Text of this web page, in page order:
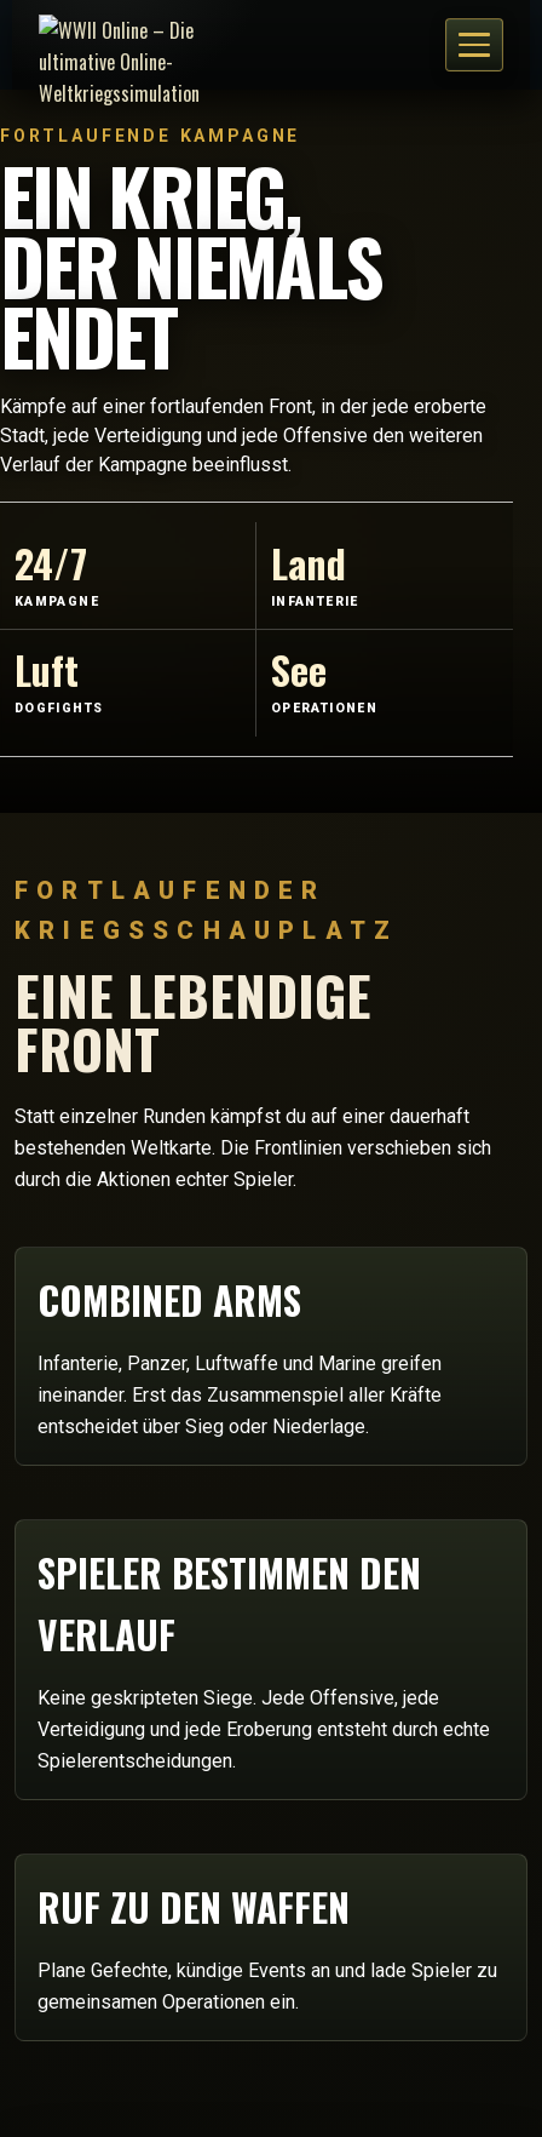
FORTLAUFENDE KAMPAGNE
EIN KRIEG,
DER NIEMALS
ENDET
Kämpfe auf einer fortlaufenden Front, in der jede eroberte
Stadt, jede Verteidigung und jede Offensive den weiteren
Verlauf der Kampagne beeinflusst.
24/7
KAMPAGNE
Land
INFANTERIE
Luft
DOGFIGHTS
See
OPERATIONEN
FORTLAUFENDER
KRIEGSSCHAUPLATZ
EINE LEBENDIGE
FRONT
Statt einzelner Runden kämpfst du auf einer dauerhaft
bestehenden Weltkarte. Die Frontlinien verschieben sich
durch die Aktionen echter Spieler.
COMBINED ARMS
Infanterie, Panzer, Luftwaffe und Marine greifen
ineinander. Erst das Zusammenspiel aller Kräfte
entscheidet über Sieg oder Niederlage.
SPIELER BESTIMMEN DEN
VERLAUF
Keine geskripteten Siege. Jede Offensive, jede
Verteidigung und jede Eroberung entsteht durch echte
Spielerentscheidungen.
RUF ZU DEN WAFFEN
Plane Gefechte, kündige Events an und lade Spieler zu
gemeinsamen Operationen ein.